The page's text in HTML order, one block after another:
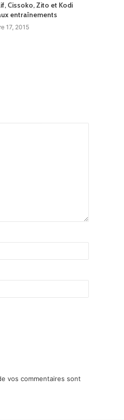
Cissoko, Zito et Kodi
entraînements
17, 2015
vos commentaires sont